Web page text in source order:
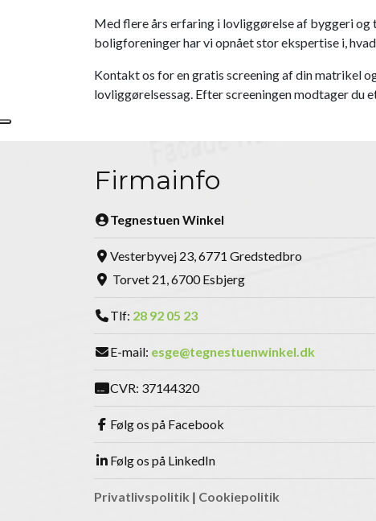
Med flere års erfaring i lovliggørelse af byggeri
boligforeninger har vi opnået stor ekspertise i,
Kontakt os for en gratis screening af din matrikel
lovliggørelsessag. Efter screeningen modtager du
Firmainfo
Tegnestuen Winkel
Vesterbyvej 23, 6771 Gredstedbro
Torvet 21, 6700 Esbjerg
Tlf: 28 92 05 23
E-mail: esge@tegnestuenwinkel.dk
CVR: 37144320
Følg os på Facebook
Følg os på LinkedIn
Privatlivspolitik | Cookiepolitik